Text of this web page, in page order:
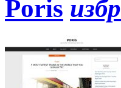
Poris